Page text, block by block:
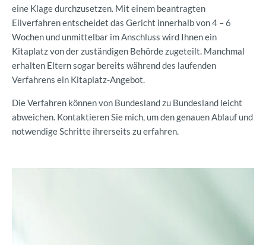
eine Klage durchzusetzen. Mit einem beantragten
Eilverfahren entscheidet das Gericht innerhalb von 4 – 6
Wochen und unmittelbar im Anschluss wird Ihnen ein
Kitaplatz von der zuständigen Behörde zugeteilt. Manchmal
erhalten Eltern sogar bereits während des laufenden
Verfahrens ein Kitaplatz-Angebot.
Die Verfahren können von Bundesland zu Bundesland leicht
abweichen. Kontaktieren Sie mich, um den genauen Ablauf und
notwendige Schritte ihrerseits zu erfahren.